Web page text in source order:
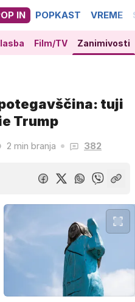
IN POPKAST VREME
Film/TV Zanimivosti
tuji
Trump
2 min branja 382